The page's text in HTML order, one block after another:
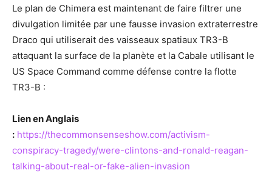
Le plan de Chimera est maintenant de faire filtrer une
divulgation limitée par une fausse invasion extraterrestre
Draco qui utiliserait des vaisseaux spatiaux TR3-B
attaquant la surface de la planète et la Cabale utilisant le
US Space Command comme défense contre la flotte
TR3-B :
Lien en Anglais
: https://thecommonsenseshow.com/activism-
conspiracy-tragedy/were-clintons-and-ronald-reagan-
talking-about-real-or-fake-alien-invasion